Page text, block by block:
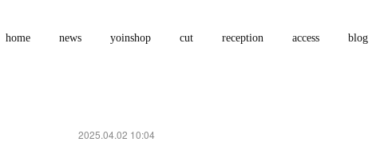
home news yoinshop cut reception access blog
2025.04.02 10:04